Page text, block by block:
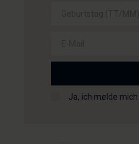
Checkbox für die
Ja, ich melde